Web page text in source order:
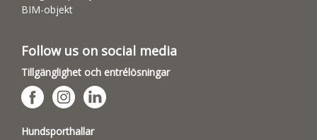
BIM-objekt
Follow us on social media
Tillgänglighet och entrélösningar
Hundsporthallar